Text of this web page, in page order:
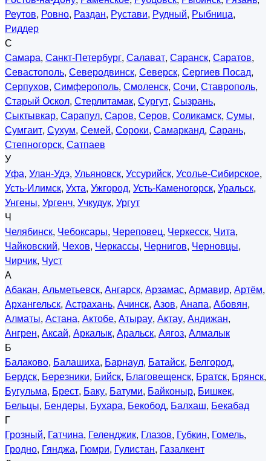
Реутов, Ровно, Раздан, Рустави, Рудный, Рыбница,
Риддер
С
Самара, Санкт-Петербург, Салават, Саранск, Саратов,
Севастополь, Северодвинск, Северск, Сергиев Посад,
Серпухов, Симферополь, Смоленск, Сочи, Ставрополь,
Старый Оскол, Стерлитамак, Сургут, Сызрань,
Сыктывкар, Сарапул, Саров, Серов, Соликамск, Сумы,
Сумгаит, Сухум, Семей, Сороки, Самарканд, Сарань,
Степногорск, Сатпаев
У
Уфа, Улан-Удэ, Ульяновск, Уссурийск, Усолье-Сибирское,
Усть-Илимск, Ухта, Ужгород, Усть-Каменогорск, Уральск,
Унгены, Ургенч, Учкудук, Ургут
Ч
Челябинск, Чебоксары, Череповец, Черкесск, Чита,
Чайковский, Чехов, Черкассы, Чернигов, Черновцы,
Чирчик, Чуст
А
Абакан, Альметьевск, Ангарск, Арзамас, Армавир, Артём,
Архангельск, Астрахань, Ачинск, Азов, Анапа, Абовян,
Алматы, Астана, Актобе, Атырау, Актау, Андижан,
Ангрен, Аксай, Аркалык, Аральск, Аягоз, Алмалык
Б
Балаково, Балашиха, Барнаул, Батайск, Белгород,
Бердск, Березники, Бийск, Благовещенск, Братск, Брянск,
Бугульма, Брест, Баку, Батуми, Байконыр, Бишкек,
Бельцы, Бендеры, Бухара, Бекобод, Балхаш, Бекабад
Г
Грозный, Гатчина, Геленджик, Глазов, Губкин, Гомель,
Гродно, Гянджа, Гюмри, Гулистан, Газалкент